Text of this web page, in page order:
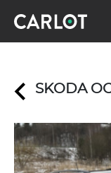
SKODA